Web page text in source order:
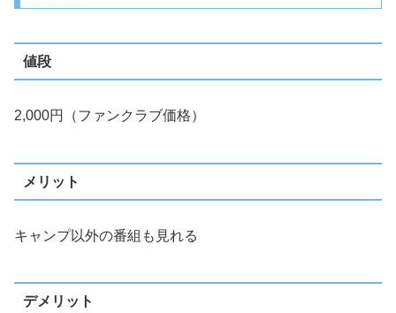
値段
2,000円（ファンクラブ価格）
メリット
キャンプ以外の番組も見れる
デメリット